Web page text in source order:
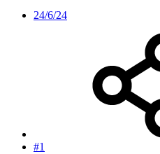
24/6/24
#1